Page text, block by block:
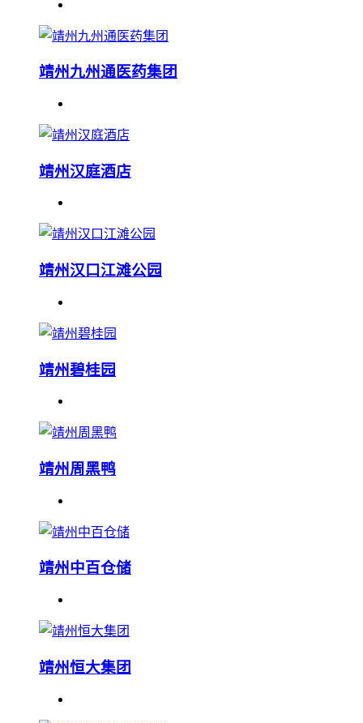
靖州九州通医药集团
靖州汉庭酒店
靖州汉口江滩公园
靖州碧桂园
靖州周黑鸭
靖州中百仓储
靖州恒大集团